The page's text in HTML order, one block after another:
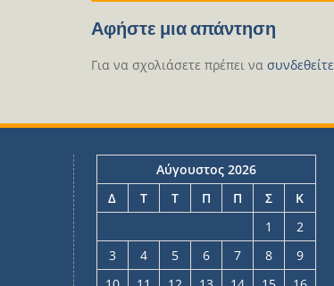
Αφήστε μια απάντηση
Για να σχολιάσετε πρέπει να συνδεθείτε
Αύγουστος 2026
Δ
Τ Τ Π Π Σ
Κ
1
2
3
4 5 6 7 8
9